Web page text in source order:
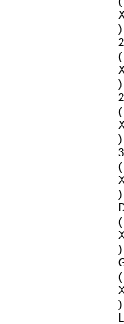
)
(
)
(
)
(
)
(
)
(
)